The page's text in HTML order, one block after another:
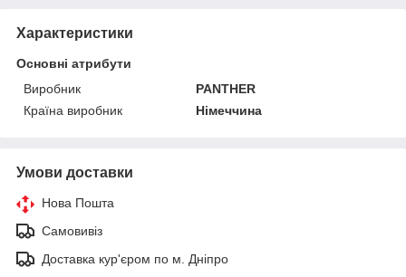
Характеристики
Основні атрибути
Виробник
PANTHER
Країна виробник
Німеччина
Умови доставки
Нова Пошта
Самовивіз
Доставка кур'єром по м. Дніпро